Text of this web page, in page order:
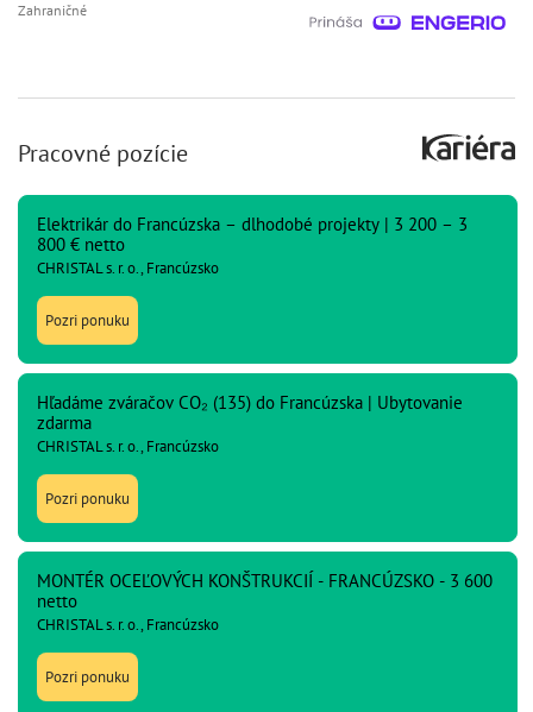
Zahraničné
Pracovné pozície
Elektrikár do Francúzska – dlhodobé projekty | 3 200 – 3
800 € netto
CHRISTAL s. r. o., Francúzsko
Pozri ponuku
Hľadáme zváračov CO₂ (135) do Francúzska | Ubytovanie
zdarma
CHRISTAL s. r. o., Francúzsko
Pozri ponuku
MONTÉR OCEĽOVÝCH KONŠTRUKCIÍ - FRANCÚZSKO - 3 600
netto
CHRISTAL s. r. o., Francúzsko
Pozri ponuku